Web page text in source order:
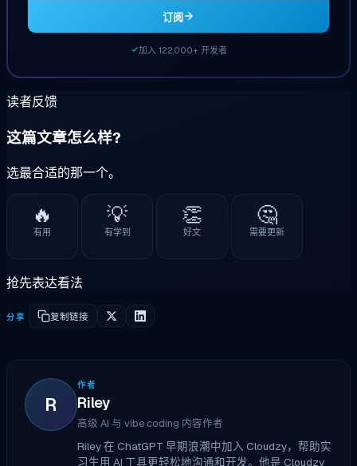
订阅
加入 122,000+ 开发者
读者反馈
这篇文章怎么样?
选最合适的那一个。
🔥
有用
💡
有学到
👏
好文
🤔
需要更新
抢先表达看法
分享 复制链接
R
作者
Riley
高级 AI 与 vibe coding 内容作者
Riley 在 ChatGPT 早期浪潮中加入 Cloudzy，帮助实
习生用 AI 工具更轻松地沟通和开发。他是 Cloudzy